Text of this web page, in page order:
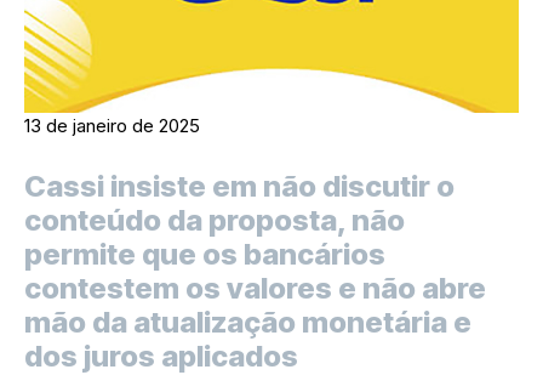
13 de janeiro de 2025
Cassi insiste em não discutir o
conteúdo da proposta, não
permite que os bancários
contestem os valores e não abre
mão da atualização monetária e
dos juros aplicados